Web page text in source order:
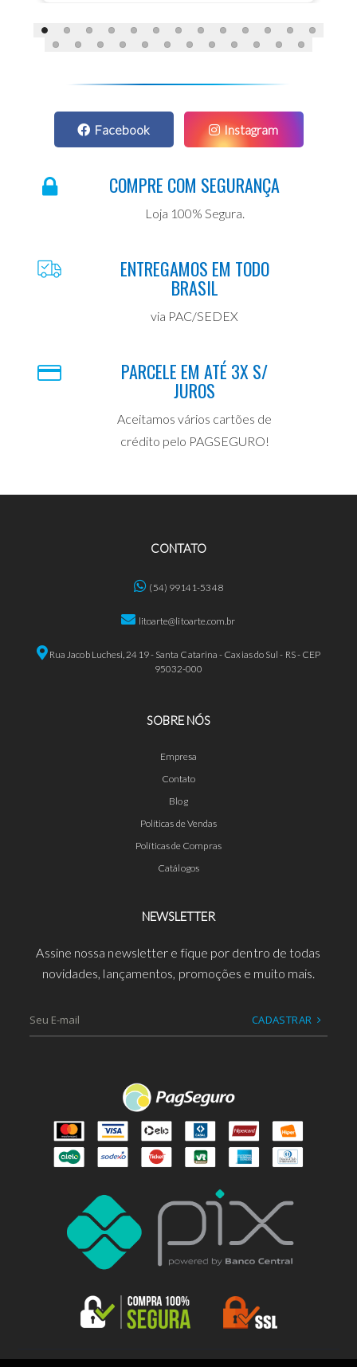
Facebook Instagram
COMPRE COM SEGURANÇA
Loja 100% Segura.
ENTREGAMOS EM TODO
BRASIL
via PAC/SEDEX
PARCELE EM ATÉ 3X S/
JUROS
Aceitamos vários cartões de
crédito pelo PAGSEGURO!
CONTATO
(54) 99141-5348
litoarte@litoarte.com.br
Rua Jacob Luchesi, 2419 - Santa Catarina - Caxias do Sul - RS - CEP
95032-000
SOBRE NÓS
Empresa
Contato
Blog
Políticas de Vendas
Políticas de Compras
Catálogos
NEWSLETTER
Assine nossa newsletter e fique por dentro de todas
novidades, lançamentos, promoções e muito mais.
CADASTRAR